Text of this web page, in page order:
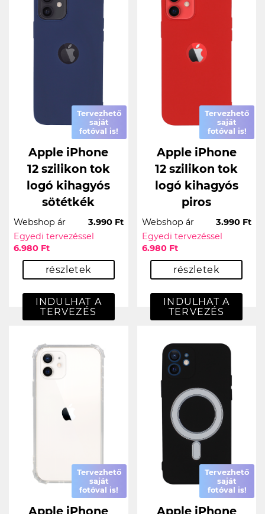
Tervezhető
saját
fotóval is!
Apple iPhone
12 szilikon tok
logó kihagyós
sötétkék
Webshop ár
3.990 Ft
Egyedi tervezéssel
6.980 Ft
részletek
INDULHAT A
TERVEZÉS
Tervezhető
saját
fotóval is!
Apple iPhone
12 szilikon tok
logó kihagyós
piros
Webshop ár
3.990 Ft
Egyedi tervezéssel
6.980 Ft
részletek
INDULHAT A
TERVEZÉS
Tervezhető
saját
fotóval is!
Tervezhető
saját
fotóval is!